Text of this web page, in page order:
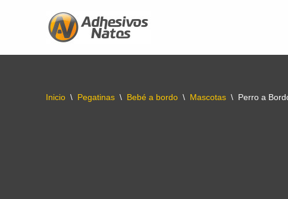
Inicio \ Pegatinas \ Bebé a bordo \ Mascotas \ Perro a